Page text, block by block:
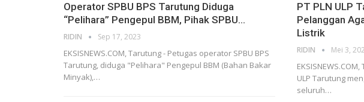
Operator SPBU BPS Tarutung Diduga
“Pelihara” Pengepul BBM, Pihak SPBU…
RIDIN Sep 17, 2023
EKSISNEWS.COM, Tarutung - Petugas operator SPBU BPS
Tarutung, diduga "Pelihara" Pengepul BBM (Bahan Bakar
Minyak),…
PT PLN ULP
Pelanggan
Listrik
RIDIN Mei 3,
ULP Tarutung
seluruh…